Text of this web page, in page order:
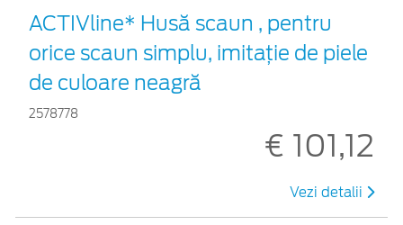
ACTIVline* Husă scaun , pentru
orice scaun simplu, imitație de piele
de culoare neagră
2578778
€ 101,12
Vezi detalii